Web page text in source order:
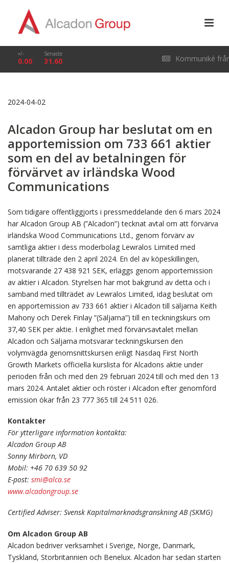
+/-
0.00
Senaste
31.60 Kommuniké
29 april 2026
2024-04-02
Alcadon Group har beslutat om en
apportemission om 733 661 aktier
som en del av betalningen för
förvärvet av irländska Wood
Communications
Som tidigare offentliggjorts i pressmeddelande den 6 mars 2024
har Alcadon Group AB (”Alcadon”) tecknat avtal om att förvärva
irländska Wood Communications Ltd., genom förvärv av
samtliga aktier i dess moderbolag Lewralos Limited med
planerat tillträde den 2 april 2024. En del av köpeskillingen,
motsvarande 27 438 921 SEK, erläggs genom apportemission
av aktier i Alcadon. Styrelsen har mot bakgrund av detta och i
samband med tillträdet av Lewralos Limited, idag beslutat om
en apportemission av 733 661 aktier i Alcadon till säljarna Keith
Mahony och Derek Finlay ”(Säljarna”) till en teckningskurs om
37,40 SEK per aktie. I enlighet med förvärvsavtalet mellan
Alcadon och Säljarna motsvarar teckningskursen den
volymvägda genomsnittskursen enligt Nasdaq First North
Growth Markets officiella kurslista för Alcadons aktie under
perioden från och med den 29 februari 2024 till och med den 13
mars 2024. Antalet aktier och röster i Alcadon efter genomförd
emission ökar från 23 777 365 till 24 511 026.
Kontakter
För ytterligare information kontakta:
Alcadon Group AB
Sonny Mirborn, VD
Mobil: +46 70 639 50 92
E-post: smi@alca.se
www.alcadongroup.se
Certified Adviser: Svensk Kapitalmarknadsgranskning AB (SKMG)
Om Alcadon Group AB
Alcadon bedriver verksamhet i Sverige, Norge, Danmark,
Tyskland, Storbritannien och Benelux. Alcadon har sedan starten